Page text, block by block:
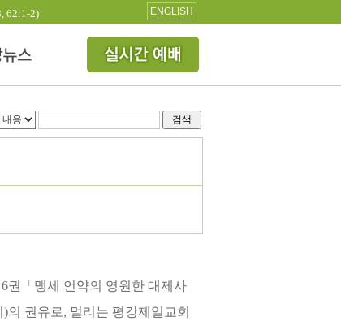
62:1-2) ENGLISH
검색
권「맹세 언약의 영원한 대제사
권유로, 멀리는 평강제일교회